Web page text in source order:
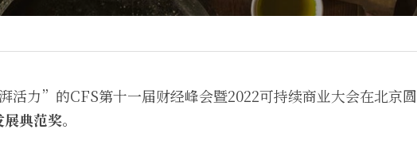
活力”的CFS第十一届财经峰会暨2022可持续商业大会在北京圆
典范奖。